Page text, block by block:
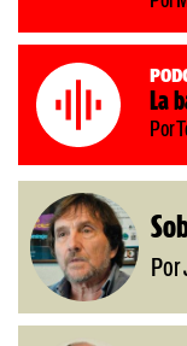
La
Por